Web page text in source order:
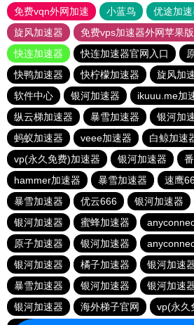
免费vqn外网加速
小蓝鸟 优途加
旋风加速器
免费vps加速器外网苹果版
快连加速器
快连加速器官网入口
快鸭加速器
快柠檬加速器 旋风加
软件中心
银河加速器
ikuuu.me加
纵云梯加速器
暴雪加速器 银河加
蚂蚁加速器
veee加速器
白鲸加速
vp(永久免费)加速器
银河加速器
hammer加速器
暴雪加速器 速鹰
暴雪加速器
优云666 银河加速器
银河加速器
蜜蜂加速器
原子加速器
银河加速器
银河加速器
橘子加速器 银河加速
暴雪加速器
银河加速器 银河加速
银河加速器
海外梯子官网
vp(永久